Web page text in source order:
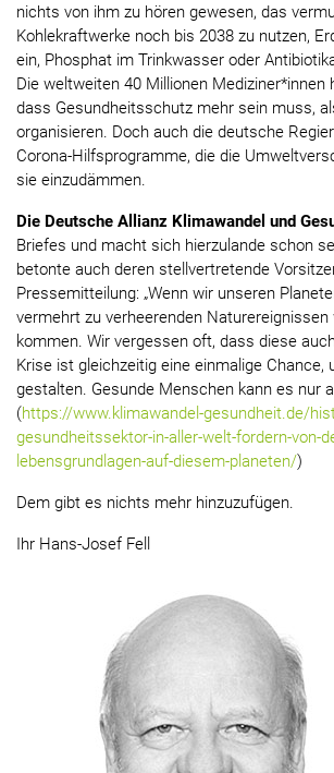
nichts von ihm zu hören gewesen, das
Kohlekraftwerke noch bis 2038 zu nutzen,
ein, Phosphat im Trinkwasser oder
Die weltweiten 40 Millionen
dass Gesundheitsschutz mehr sein muss,
organisieren. Doch auch die deutsche
Corona-Hilfsprogramme, die die
sie einzudämmen.
Die Deutsche Allianz Klimawandel und
Briefes und macht sich hierzulande schon
betonte auch deren stellvertretende
Pressemitteilung: „Wenn wir unseren
vermehrt zu verheerenden
kommen. Wir vergessen oft, dass diese
Krise ist gleichzeitig eine einmalige
gestalten. Gesunde Menschen kann es nur
(https://www.klimawandel-gesundheit.de/
gesundheitssektor-in-aller-welt-fordern-von-
lebensgrundlagen-auf-diesem-planeten/)
Dem gibt es nichts mehr hinzuzufügen.
Ihr Hans-Josef Fell